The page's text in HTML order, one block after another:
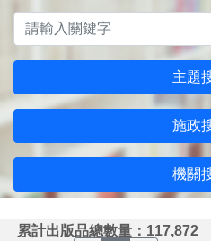
主題
施政
機關
累計出版品總數量：117,872